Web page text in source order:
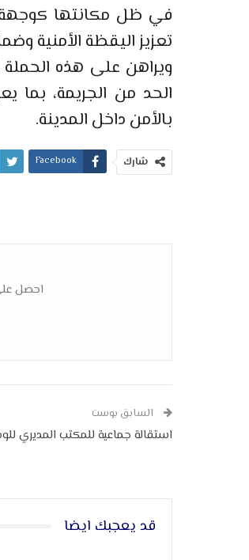
في ظل مكانتها كوجهة
تعزيز اليقظة الأمنية
ويراهن على هذه
الحد من الجريمة، بما
بالأمن داخل المدينة.
شارك Facebook
احصل
السابق بوست
استقالة جماعية للمكتب المديري
قد يعجبك ايضا